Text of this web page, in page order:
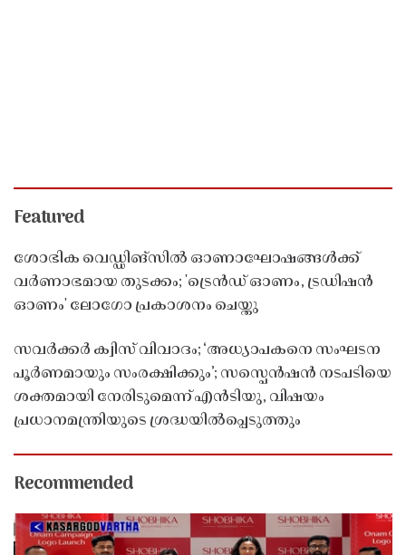
Featured
ശോഭിക വെഡ്ഡിങ്സിൽ ഓണാഘോഷങ്ങൾക്ക്
വർണാഭമായ തുടക്കം; 'ട്രെൻഡ് ഓണം, ട്രഡിഷൻ
ഓണം' ലോഗോ പ്രകാശനം ചെയ്തു
സവർക്കർ ക്വിസ് വിവാദം; ‘അധ്യാപകനെ സംഘടന
പൂർണമായും സംരക്ഷിക്കും’; സസ്പെൻഷൻ നടപടിയെ
ശക്തമായി നേരിടുമെന്ന് എൻടിയു, വിഷയം
പ്രധാനമന്ത്രിയുടെ ശ്രദ്ധയിൽപ്പെടുത്തും
Recommended